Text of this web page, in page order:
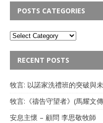
POSTS CATEGORIES
RECENT POSTS
牧言: 以諾家洗禮班的突破與
牧言:《禱告守望者》(馬耀文
安息主懷 – 顧問 李思敬牧師